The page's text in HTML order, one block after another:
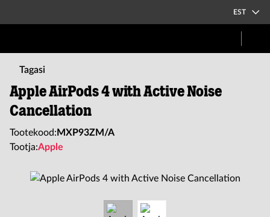
EST
Tagasi
Apple AirPods 4 with Active Noise
Cancellation
Tootekood: MXP93ZM/A
Tootja:Apple